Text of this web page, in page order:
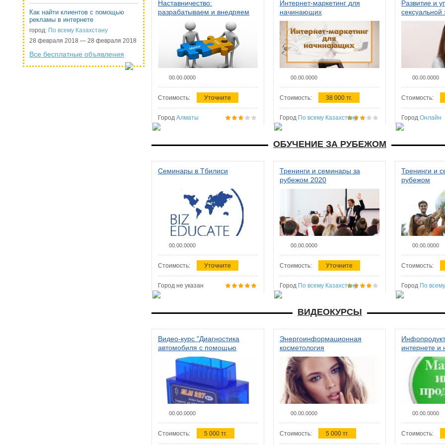
Как найти клиентов с помощью
рекламы в интернете
город: По всему Казахстану
28 февраля 2018 — 28 февраля 2018
Все бесплатные объявления
Наставничество:
разрабатываем и внедряем
систему наставничества в
организации
00.00.0000
Стоимость: Уточните
Город Алматы
Интернет-маркетинг для
начинающих
00.00.0000
Стоимость: 38 000 тг.
Город По всему Казахстану
Развитие и
сексуальной
женщин
00.00.0000
Стоимость:
Город Онлайн
ОБУЧЕНИЕ ЗА РУБЕЖОМ
Семинары в Тбилиси
00.00.0000
Стоимость: Уточните
Город не указан
Тренинги и семинары за
рубежом 2020
00.00.0000
Стоимость: Уточните
Город По всему Казахстану
Тренинги и
рубежом
00.00.0000
Стоимость:
Город По
ВИДЕОКУРСЫ
Видео-курс "Диагностика
автомобиля с помощью
сканера ELM 327"
00.00.0000
Стоимость: 5 000 тг.
Энергоинформационная
косметология
00.00.0000
Стоимость: 5 000 тг.
интернете и
00.00.0000
Стоимость: